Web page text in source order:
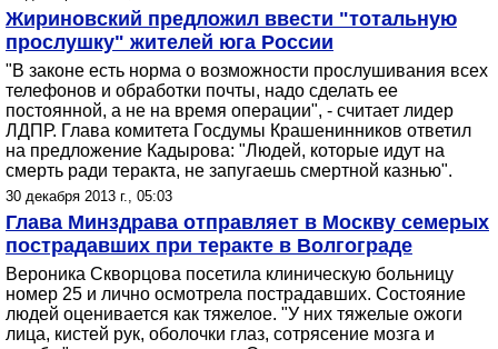
Жириновский предложил ввести "тотальную
прослушку" жителей юга России
"В законе есть норма о возможности прослушивания всех
телефонов и обработки почты, надо сделать ее
постоянной, а не на время операции", - считает лидер
ЛДПР. Глава комитета Госдумы Крашенинников ответил
на предложение Кадырова: "Людей, которые идут на
смерть ради теракта, не запугаешь смертной казнью".
30 декабря 2013 г., 05:03
Глава Минздрава отправляет в Москву семерых
пострадавших при теракте в Волгограде
Вероника Скворцова посетила клиническую больницу
номер 25 и лично осмотрела пострадавших. Состояние
людей оценивается как тяжелое. "У них тяжелые ожоги
лица, кистей рук, оболочки глаз, сотрясение мозга и